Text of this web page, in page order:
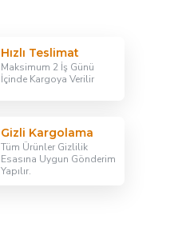
Hızlı Teslimat
Maksimum 2 İş Günü
İçinde Kargoya Verilir
Gizli Kargolama
Tüm Ürünler Gizlilik
Esasına Uygun Gönderim
Yapılır.